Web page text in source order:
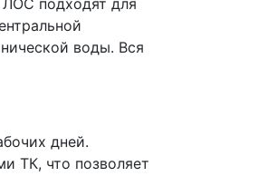
воды. Вся
дней.
ТК, что позволяет